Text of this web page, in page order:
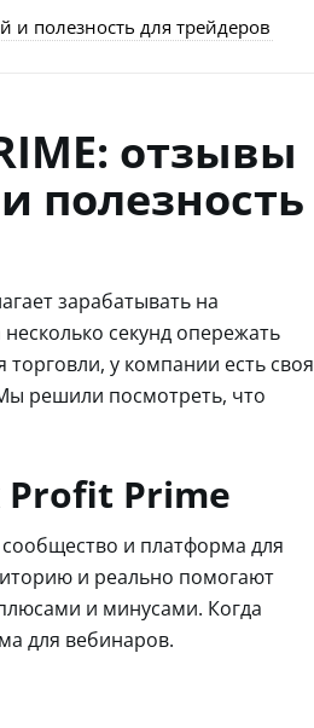
и полезность для трейдеров
отзывы
полезность
зарабатывать на
секунд опережать
у компании есть своя
решили посмотреть, что
Prime
и платформа для
и реально помогают
и минусами. Когда
для вебинаров.